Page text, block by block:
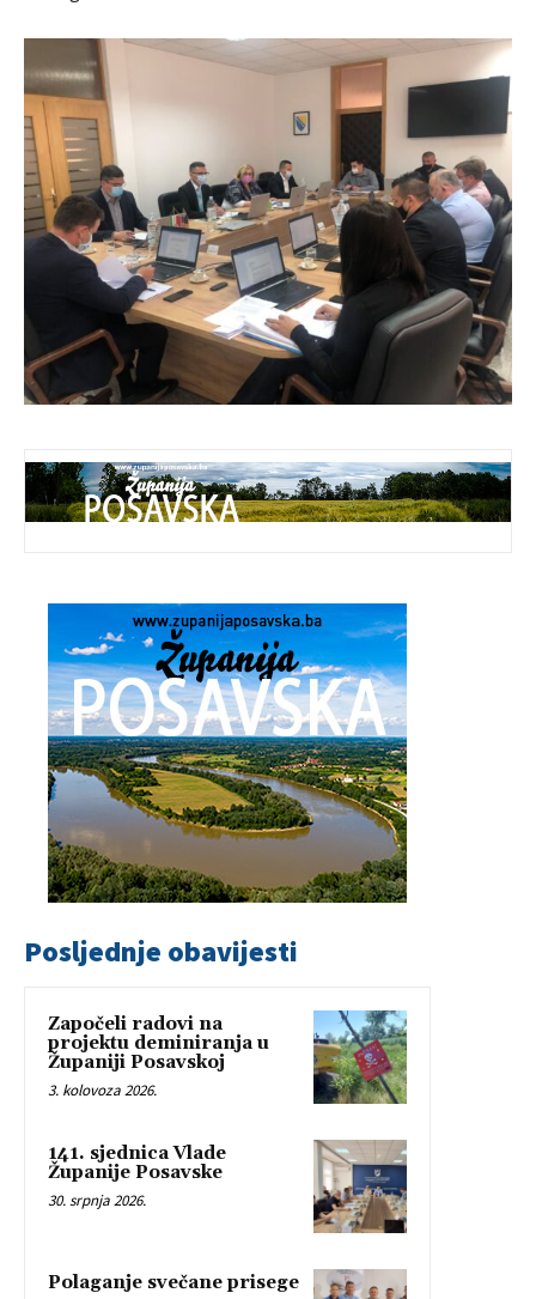
Posljednje obavijesti
Započeli radovi na
projektu deminiranja u
Županiji Posavskoj
3. kolovoza 2026.
141. sjednica Vlade
Županije Posavske
30. srpnja 2026.
Polaganje svečane prisege